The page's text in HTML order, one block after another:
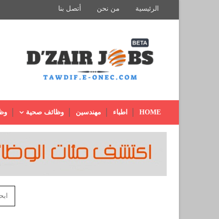
الرئيسية من نحن أتصل بنا
HOME اطباء مهندسين وظائف صحية